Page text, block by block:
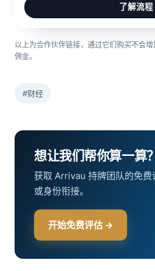
了解流程
以上为合作伙伴链接，通过它们购买不会
佣金。
#财经
想让我们帮你算一算？
获取 Arrivau 持牌团队的免
或身份衔接。
开始免费评估 →